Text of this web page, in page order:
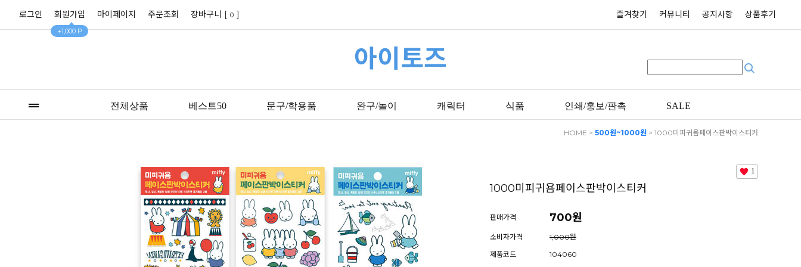
로그인 회원가입
+1,000 P
마이페이지 주문조회 장바구니 [ 0 ] 즐겨찾기 커뮤니티 공지사항 상품후기
아이토즈
전체상품 베스트50 문구/학용품 완구/놀이 캐릭터 식품 인쇄/홍보/판촉 SALE
HOME > 500원~1000원 > 1000미피귀욤페이스판박이스티커
1
1000미피귀욤페이스판박이스티커
판매가격 700원
소비자가격
1,000원
제품코드
104060